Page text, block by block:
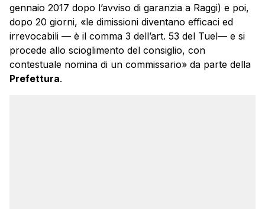
gennaio 2017 dopo l’avviso di garanzia a Raggi) e poi,
dopo 20 giorni, «le dimissioni diventano efficaci ed
irrevocabili — è il comma 3 dell’art. 53 del Tuel— e si
procede allo scioglimento del consiglio, con
contestuale nomina di un commissario» da parte della
Prefettura.